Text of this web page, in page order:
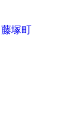
藤塚町